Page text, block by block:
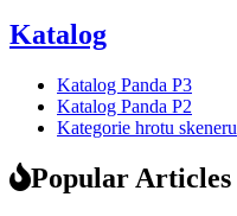
Katalog
Katalog Panda P3
Katalog Panda P2
Kategorie hrotu skeneru
Popular Articles